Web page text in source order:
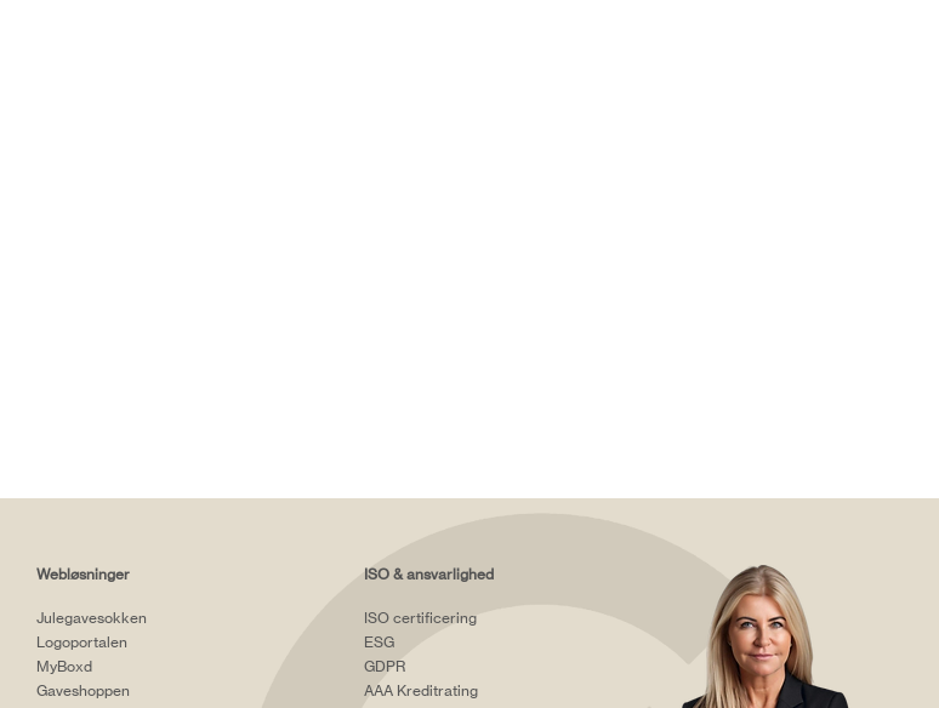
Webløsninger
Julegavesokken
Logoportalen
MyBoxd
Gaveshoppen
ISO & ansvarlighed
ISO certificering
ESG
GDPR
AAA Kreditrating